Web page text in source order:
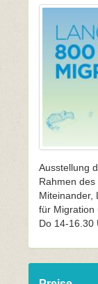
Ausstellung
Rahmen des
Miteinander,
für Migration
Do 14-16.30